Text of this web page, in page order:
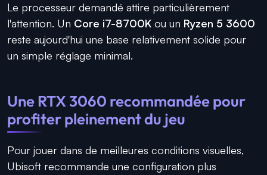
Le processeur demandé attire particulièrement
l'attention. Un Core i7-8700K ou un Ryzen 5 3600
reste aujourd'hui une base relativement solide pour
un simple réglage minimal.
Une RTX 3060 recommandée pour
profiter pleinement du jeu
Pour jouer dans de meilleures conditions visuelles,
Ubisoft recommande une configuration plus